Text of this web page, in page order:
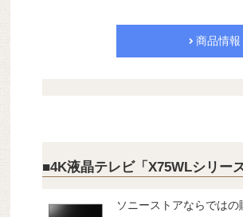
商品情報
■4K液晶テレビ「X75WLシリーズ
ソニーストアならではの